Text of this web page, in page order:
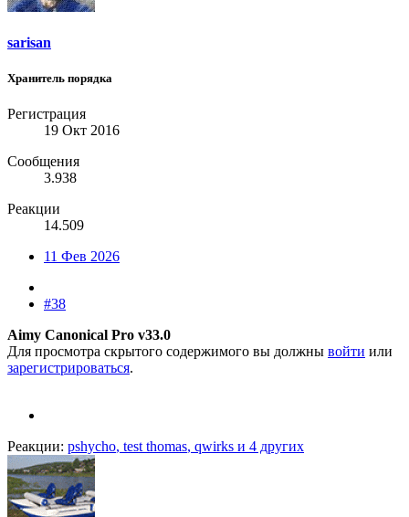
sarisan
Хранитель порядка
Регистрация
19 Окт 2016
Сообщения
3.938
Реакции
14.509
11 Фев 2026
#38
Aimy Canonical Pro v33.0
Для просмотра скрытого содержимого вы должны войти или
зарегистрироваться.
Реакции: pshycho, test thomas, qwirks и 4 других